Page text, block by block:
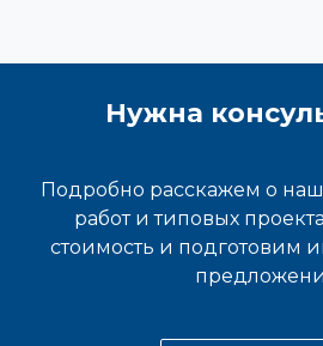
Нужна
Подробно расскажем о
работ и типовых
стоимость и подготовим